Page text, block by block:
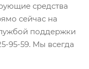
средства
сейчас на
поддержки
95-59. Мы всегда